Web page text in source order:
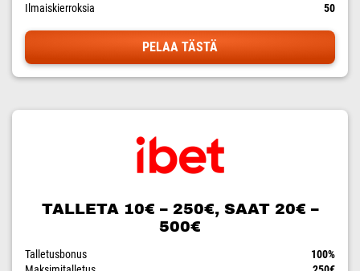
Ilmaiskierroksia
50
PELAA TÄSTÄ
TALLETA 10€ – 250€, SAAT 20€ –
500€
Talletusbonus
100%